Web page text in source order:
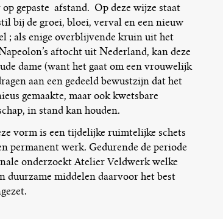
gepaste afstand. Op deze wijze staat
bij de groei, bloei, verval en een nieuw
; als enige overblijvende kruin uit het
aftocht uit Nederland, kan deze
dame (want het gaat om een vrouwelijk
aan een gedeeld bewustzijn dat het
gemaakte, maar ook kwetsbare
in stand kan houden.
vorm is een tijdelijke ruimtelijke schets
permanent werk. Gedurende de periode
onderzoekt Atelier Veldwerk welke
duurzame middelen daarvoor het best